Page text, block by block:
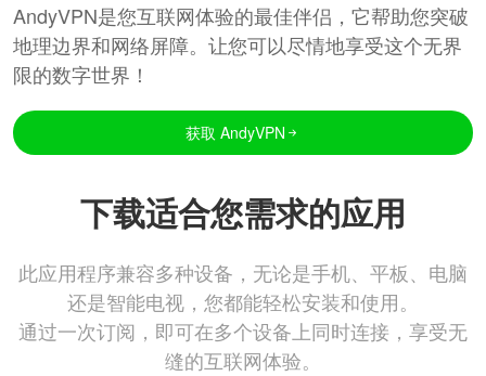
AndyVPN是您互联网体验的最佳伴侣，它帮助您突破
地理边界和网络屏障。让您可以尽情地享受这个无界
限的数字世界！
获取 AndyVPN
下载适合您需求的应用
此应用程序兼容多种设备，无论是手机、平板、电脑
还是智能电视，您都能轻松安装和使用。
通过一次订阅，即可在多个设备上同时连接，享受无
缝的互联网体验。